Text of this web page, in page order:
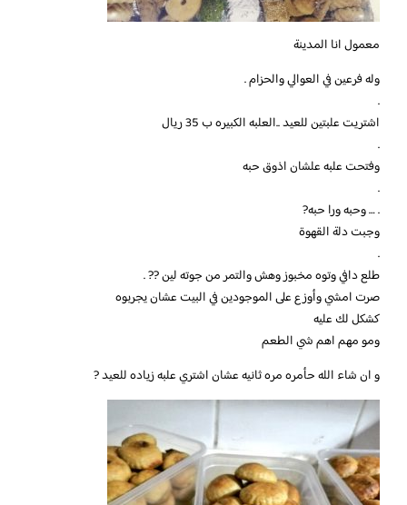
معمول انا المدينة
وله فرعين في العوالي والحزام .
.
اشتريت علبتين للعيد ..العلبه الكبيره ب 35 ريال
.
وفتحت علبه علشان اذوق حبه
.
. … وحبه ورا حبه?
وجبت دلة القهوة
.
طلع دافي وتوه مخبوز وهش والتمر من جوته لين ?? .
صرت امشي وأوزع على الموجودين في البيت عشان يجربوه
كشكل لك عليه
ومو مهم اهم شي الطعم
و ان شاء الله حأمره مره ثانيه عشان اشتري علبه زياده للعيد ?